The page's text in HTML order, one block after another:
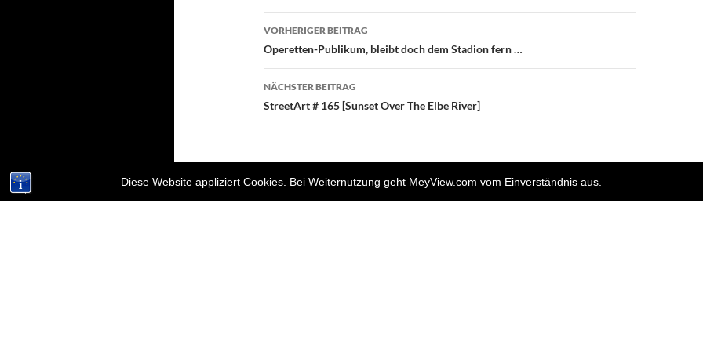
Diese Website appliziert Cookies. Bei Weiternutzung geht MeyView.com vom Einverständnis aus.
Beitragsnavigation
VORHERIGER BEITRAG
Operetten-Publikum, bleibt doch dem Stadion fern …
NÄCHSTER BEITRAG
StreetArt # 165 [Sunset Over The Elbe River]